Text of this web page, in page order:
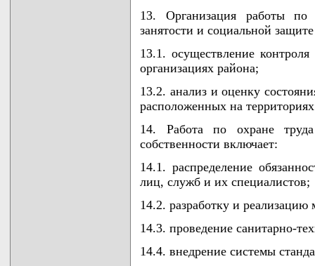
13. Организация работы
занятости и социальной
13.1. осуществление
организациях района;
13.2. анализ и оценку
расположенных на
14. Работа по охране
собственности включает:
14.1. распределение
лиц, служб и их специалистов;
14.2. разработку и
14.3. проведение санитарно-
14.4. внедрение системы